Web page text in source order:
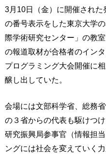
3月10日（金）に開催され
の番号表示をした東京大学
際学術研究センター」の教
の報道取材が合格者のイン
プログラミング大会開催に
醸し出していた。
会場には文部科学省、総務
の３省からの代表も駆けつ
研究振興局参事官（情報担
ングには社会を変えていく